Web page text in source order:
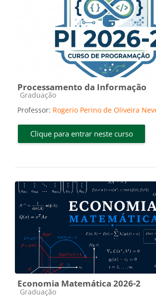
Processamento da Informação
Categoria do curso
Graduação
Professor: Rogerio Perino de Oliveira
Clique para entrar neste curso
Economia Matemática 2026-2
Categoria do curso
Graduação